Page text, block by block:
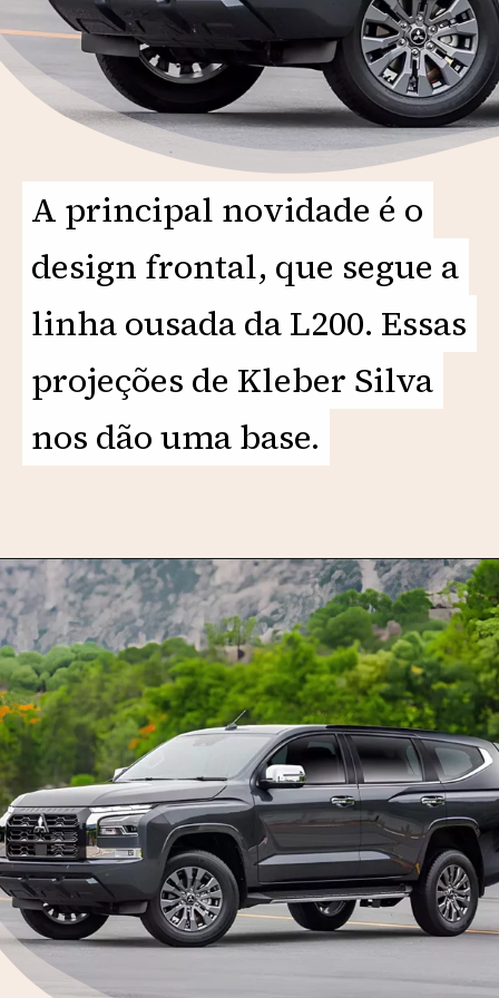
A principal novidade é o
design frontal, que segue a
linha ousada da L200. Essas
projeções de Kleber Silva
nos dão uma base.
A principal novidade é o
design frontal, que segue a
linha ousada da L200. Essas
projeções de Kleber Silva
nos dão uma base.
Opening https://motorprime.com.br/com-a-cara-da-l200-novo-mitsubishi-pajero-sport-chega-em-2025/